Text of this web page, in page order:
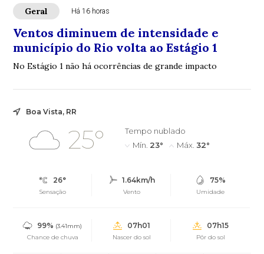
Geral Há 16 horas
Ventos diminuem de intensidade e
município do Rio volta ao Estágio 1
No Estágio 1 não há ocorrências de grande impacto
Boa Vista, RR
25°
Tempo nublado
Mín. 23° Máx. 32°
26°
Sensação
1.64km/h
Vento
75%
Umidade
99% (3.41mm)
Chance de chuva
07h01
Nascer do sol
07h15
Pôr do sol